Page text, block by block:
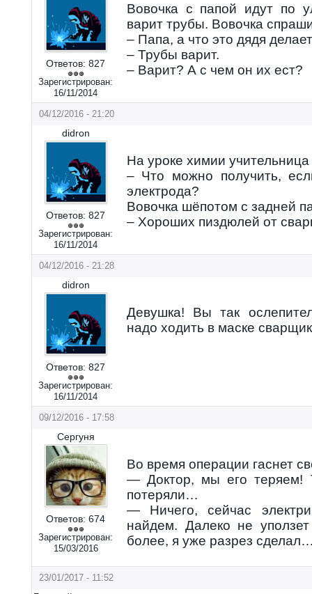
Ответов: 827
Зарегистрирован:
16/11/2014
Вовочка с папой идут по
варит трубы. Вовочка
– Папа, а что это дядя
– Трубы варит.
– Варит? А с чем он их ест?
04/12/2016 - 21:20
didron
Ответов: 827
Зарегистрирован:
16/11/2014
На уроке химии
– Что можно получить,
электрода?
Вовочка шёпотом с задней
– Хороших пиздюлей от
04/12/2016 - 21:28
didron
Ответов: 827
Зарегистрирован:
16/11/2014
Девушка! Вы так
надо ходить в маске
09/12/2016 - 17:58
Сергуня
Ответов: 674
Зарегистрирован:
15/03/2016
Во время операции гаснет
— Доктор, мы его теряем!
потеряли…
— Ничего, сейчас
найдем. Далеко не
более, я уже разрез
23/01/2017 - 11:52